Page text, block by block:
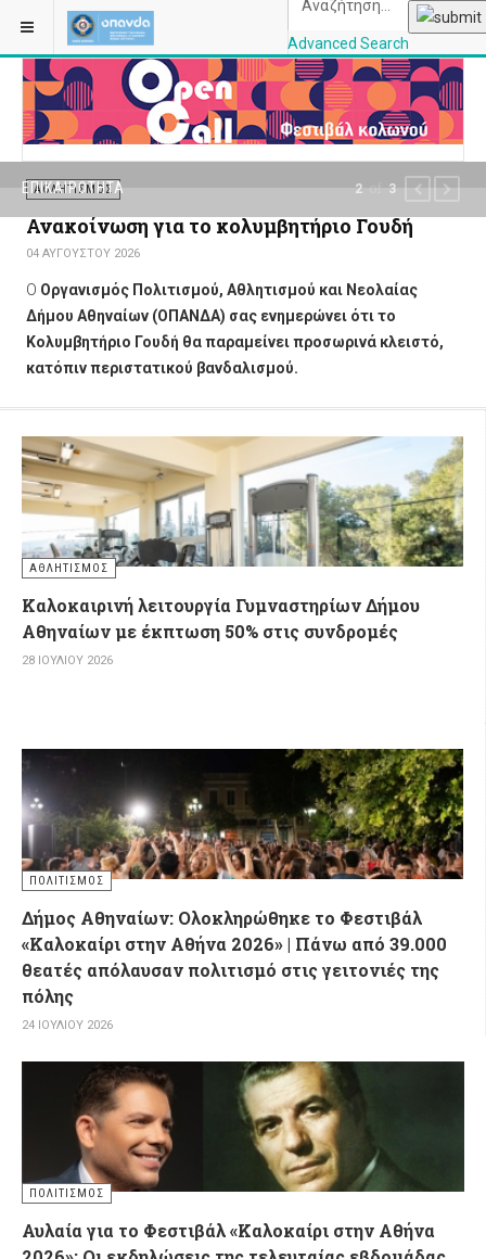
Advanced Search
ΕΠΙΚΑΙΡΌΤΗΤΑ
ΑΘΛΗΤΙΣΜΌΣ
Ανακοίνωση για το κολυμβητήριο Γουδή
04 ΑΥΓΟΎΣΤΟΥ 2026
Ο Οργανισμός Πολιτισμού, Αθλητισμού και Νεολαίας
Δήμου Αθηναίων (ΟΠΑΝΔΑ) σας ενημερώνει ότι το
Κολυμβητήριο Γουδή θα παραμείνει προσωρινά κλειστό,
κατόπιν περιστατικού βανδαλισμού.
2 of 3 PREVIOUS
NEXT
ΑΘΛΗΤΙΣΜΌΣ
Καλοκαιρινή λειτουργία Γυμναστηρίων Δήμου
Αθηναίων με έκπτωση 50% στις συνδρομές
28 ΙΟΥΛΊΟΥ 2026
ΠΟΛΙΤΙΣΜΌΣ
Δήμος Αθηναίων: Ολοκληρώθηκε το Φεστιβάλ
«Καλοκαίρι στην Αθήνα 2026» | Πάνω από 39.000
θεατές απόλαυσαν πολιτισμό στις γειτονιές της
πόλης
24 ΙΟΥΛΊΟΥ 2026
ΠΟΛΙΤΙΣΜΌΣ
Αυλαία για το Φεστιβάλ «Καλοκαίρι στην Αθήνα